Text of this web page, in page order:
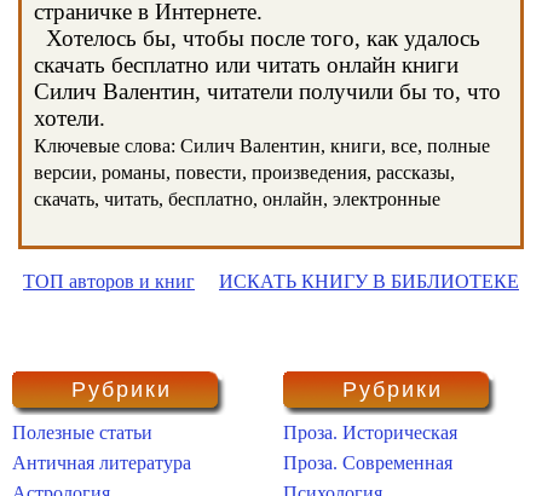
страничке в Интернете.
Хотелось бы, чтобы после того, как удалось
скачать бесплатно или читать онлайн книги
Силич Валентин, читатели получили бы то, что
хотели.
Ключевые слова: Силич Валентин, книги, все, полные
версии, романы, повести, произведения, рассказы,
скачать, читать, бесплатно, онлайн, электронные
ТОП авторов и книг ИСКАТЬ КНИГУ В БИБЛИОТЕКЕ
Рубрики
Полезные статьи
Античная литература
Рубрики
Проза. Историческая
Проза. Современная